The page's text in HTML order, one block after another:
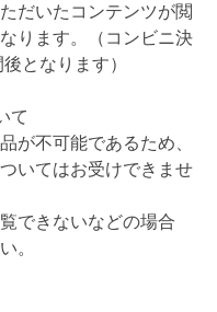
だいたコンテンツが閲
ります。（コンビニ決
となります）
て
が不可能であるため、
いてはお受けできませ
できないなどの場合
。